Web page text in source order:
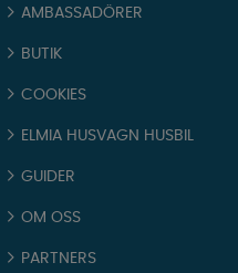
AMBASSADÖRER
BUTIK
COOKIES
ELMIA HUSVAGN HUSBIL
GUIDER
OM OSS
PARTNERS